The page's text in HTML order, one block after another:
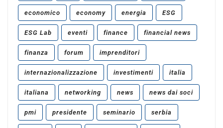
economico economy energia ESG
ESG Lab eventi finance financial news
finanza forum imprenditori
internazionalizzazione investimenti italia
italiana networking news news dai soci
pmi presidente seminario serbia